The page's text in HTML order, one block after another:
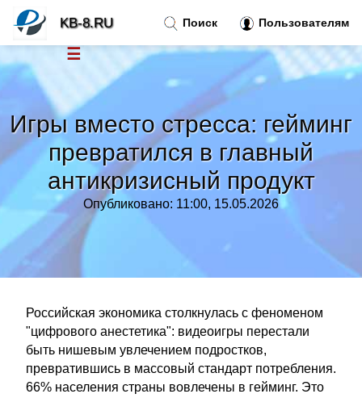
Игры вместо стресса: гейминг
превратился в главный
антикризисный продукт
Опубликовано: 11:00, 15.05.2026
Российская экономика столкнулась с феноменом
"цифрового анестетика": видеоигры перестали
быть нишевым увлечением подростков,
превратившись в массовый стандарт потребления.
66% населения страны вовлечены в гейминг. Это
Поиск Пользователям
KB-8.RU
☰
Новости
Тренды новостей»
Рубрики»
Правила »
Контакт»